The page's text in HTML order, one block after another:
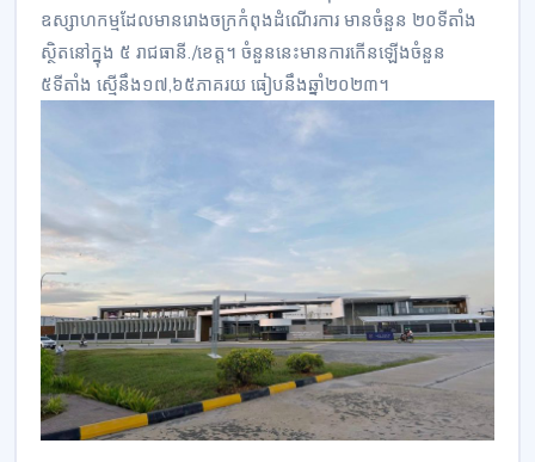
ឧស្សាហកម្មដែលមានរោងចក្រកំពុងដំណើរការ មានចំនួន ២០ទីតាំង
ស្ថិតនៅក្នុង ៥ រាជធានី./ខេត្ត។ ចំនួននេះមានការកើនឡើងចំនួន
៥ទីតាំង ស្មើនឹង១៧,៦៥ភាគរយ ធៀបនឹងឆ្នាំ២០២៣។